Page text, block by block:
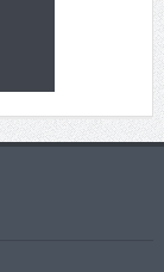
cuáles